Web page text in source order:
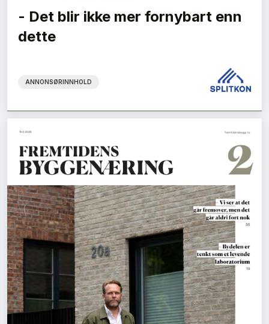
- Det blir ikke mer fornybart enn
dette
ANNONSØRINNHOLD